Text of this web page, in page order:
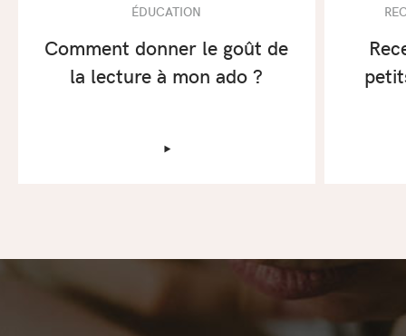
ÉDUCATION
Comment donner le goût de
la lecture à mon ado ?
‣